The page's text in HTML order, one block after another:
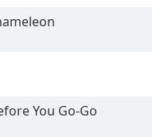
You Go-Go